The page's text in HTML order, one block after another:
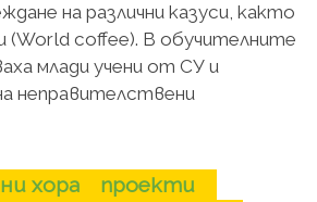
на различни казуси, както
(World coffee). В обучителните
млади учени от СУ и
неправителствени
хора
проекти